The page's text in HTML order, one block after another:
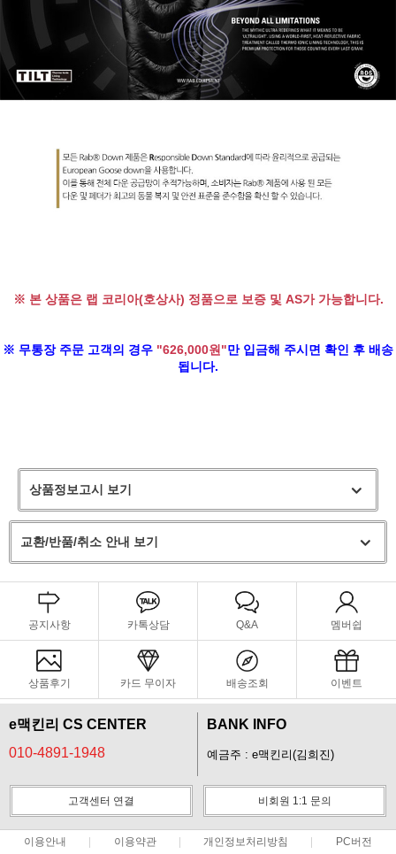
※ 본 상품은 랩 코리아(호상사) 정품으로 보증 및 AS가 가능합니다.
※ 무통장 주문 고객의 경우 "626,000원"만 입금해 주시면 확인 후 배송
됩니다.
상품정보고시 보기
교환/반품/취소 안내 보기
공지사항 카톡상담 Q&A 멤버쉽
상품후기 카드 무이자 배송조회 이벤트
e맥킨리 CS CENTER
010-4891-1948
BANK INFO
예금주 : e맥킨리(김희진)
고객센터 연결 비회원 1:1 문의
이용안내 이용약관 개인정보처리방침 PC버전